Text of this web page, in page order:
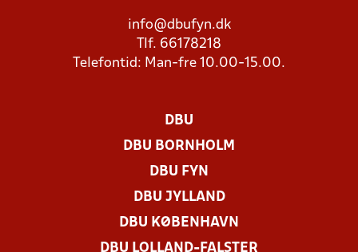
info@dbufyn.dk
Tlf. 66178218
Telefontid: Man-fre 10.00-15.00.
DBU
DBU BORNHOLM
DBU FYN
DBU JYLLAND
DBU KØBENHAVN
DBU LOLLAND-FALSTER